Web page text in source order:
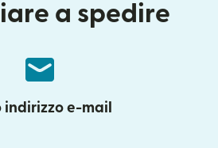
a spedire
indirizzo e-mail